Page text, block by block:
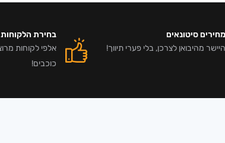
מחירים סיטונאים
היישר מהיבואן לצרכן, בלי פערי תיווך!
בחירת הלקוחות
כוכבים!